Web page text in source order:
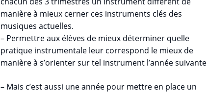
manière à mieux cerner ces instruments clés des
musiques actuelles.
– Permettre aux élèves de mieux déterminer quelle
pratique instrumentale leur correspond le mieux de
manière à s’orienter sur tel instrument l’année suivante
– Mais c’est aussi une année pour mettre en place un